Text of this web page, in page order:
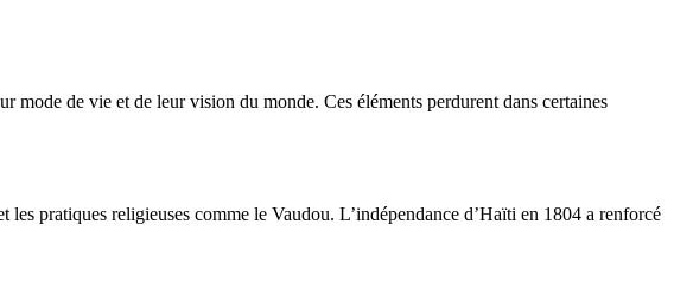
mode de vie et de leur vision du monde. Ces éléments perdurent dans certaines
les pratiques religieuses comme le Vaudou. L’indépendance d’Haïti en 1804 a renforcé